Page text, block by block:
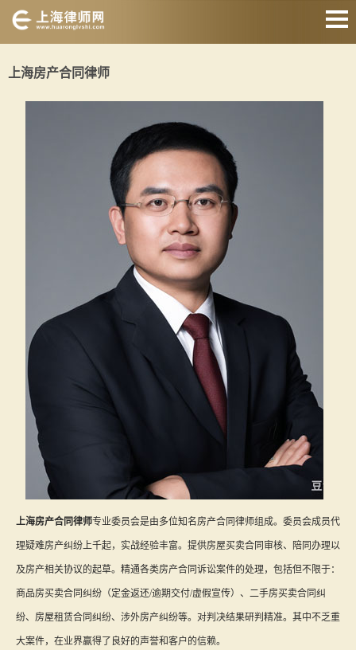
房产纠纷律师
合同纠纷律师
征地拆迁律师
交通事故律师
关于我们
上海房产合同律师
上海房产合同律师专业委员会是由多位知名房产合同律师组成。委员会成员代
理疑难房产纠纷上千起，实战经验丰富。提供房屋买卖合同审核、陪同办理以
及房产相关协议的起草。精通各类房产合同诉讼案件的处理，包括但不限于：
商品房买卖合同纠纷（定金返还/逾期交付/虚假宣传）、二手房买卖合同纠
纷、房屋租赁合同纠纷、涉外房产纠纷等。对判决结果研判精准。其中不乏重
大案件，在业界赢得了良好的声誉和客户的信赖。